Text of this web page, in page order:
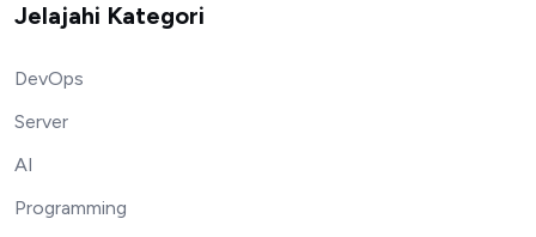
Jelajahi Kategori
DevOps
Server
AI
Programming